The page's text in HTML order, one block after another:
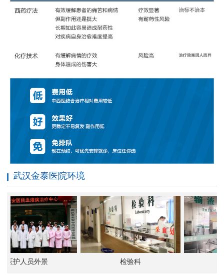
武汉金泰医院环境
护人员外景 检验科